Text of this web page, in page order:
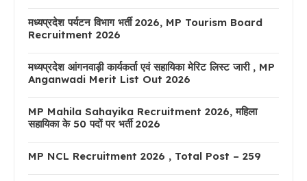
मध्यप्रदेश पर्यटन विभाग भर्ती 2026, MP Tourism Board
Recruitment 2026
मध्यप्रदेश आंगनवाड़ी कार्यकर्ता एवं सहायिका मेरिट लिस्ट जारी , MP
Anganwadi Merit List Out 2026
MP Mahila Sahayika Recruitment 2026, महिला
सहायिका के 50 पदों पर भर्ती 2026
MP NCL Recruitment 2026 , Total Post – 259